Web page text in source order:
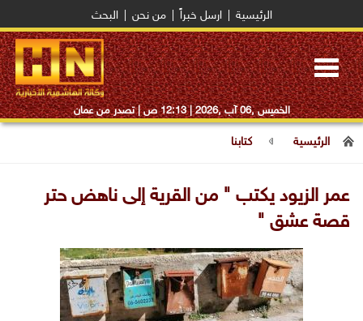
الرئيسية ارسل خبراً من نحن البحث
Toggle
navigation
الخميس ,06 آب ,2026 | 12:13 ص | تصدر من عمان
الرئيسية كتابنا
عمر الزيود يكتب " من القرية إلى ناهض حتر
قصة عشق "